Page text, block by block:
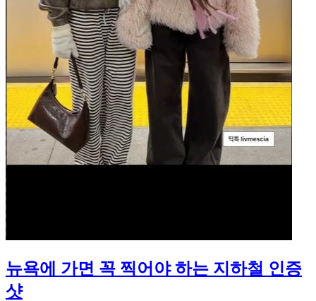
뉴욕에 가면 꼭 찍어야 하는 지하철 인증
샷